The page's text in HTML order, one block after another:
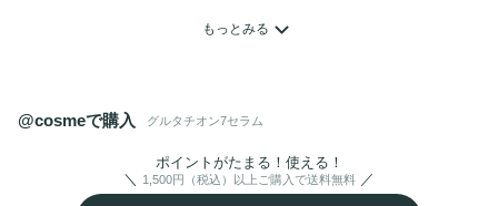
・べたつかず素早く浸透※2
・manyo独自開発の99％高純度の「無臭グルタチオン※1」
もっとみる
@cosmeで購入 グルタチオン7セラム
ポイントがたまる！使える！
1,500円（税込）以上ご購入で送料無料